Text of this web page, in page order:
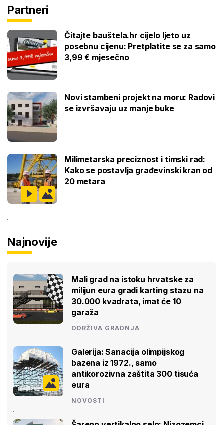
Partneri
Čitajte bauštela.hr cijelo ljeto uz
posebnu cijenu: Pretplatite se za samo
3,99 € mjesečno
Novi stambeni projekt na moru: Radovi
se izvršavaju uz manje buke
Milimetarska preciznost i timski rad:
Kako se postavlja građevinski kran od
20 metara
Najnovije
Mali grad na istoku hrvatske za
milijun eura gradi karting stazu na
30.000 kvadrata, imat će 10
garaža
ODRŽIVA GRADNJA
Galerija: Sanacija olimpijskog
bazena iz 1972., samo
antikorozivna zaštita 300 tisuća
eura
NOVOSTI